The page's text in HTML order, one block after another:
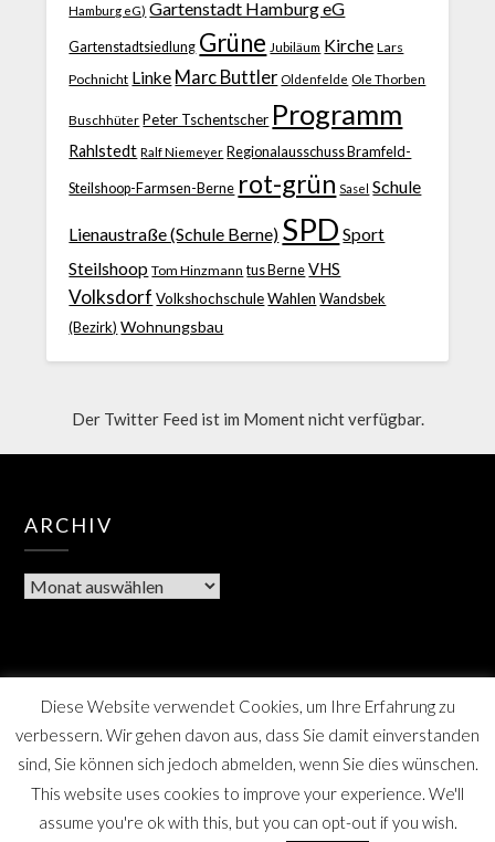
Hamburg eG) Gartenstadt Hamburg eG
Gartenstadtsiedlung Grüne Jubiläum Kirche Lars
Pochnicht Linke Marc Buttler Oldenfelde Ole Thorben
Buschhüter Peter Tschentscher Programm
Rahlstedt Ralf Niemeyer Regionalausschuss Bramfeld-
Steilshoop-Farmsen-Berne rot-grün Sasel Schule
Lienaustraße (Schule Berne) SPD Sport
Steilshoop Tom Hinzmann tus Berne VHS
Volksdorf Volkshochschule Wahlen Wandsbek
(Bezirk) Wohnungsbau
Der Twitter Feed ist im Moment nicht verfügbar.
ARCHIV
Diese Website verwendet Cookies, um Ihre Erfahrung zu
verbessern. Wir gehen davon aus, dass Sie damit einverstanden
sind, Sie können sich jedoch abmelden, wenn Sie dies wünschen.
This website uses cookies to improve your experience. We'll
assume you're ok with this, but you can opt-out if you wish.